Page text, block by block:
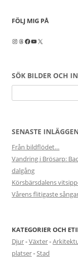
FÖLJ MIG PÅ
Instagram
Threads
Facebook
YouTube
X
SÖK BILDER OCH
efter:
SENASTE INLÄGGEN
Från bildflödet…
Vandring i Brösarp:
dalgång
Körsbärsdalens
Vårens flitigaste
KATEGORIER OCH
Djur-Växter-
platser-Stad